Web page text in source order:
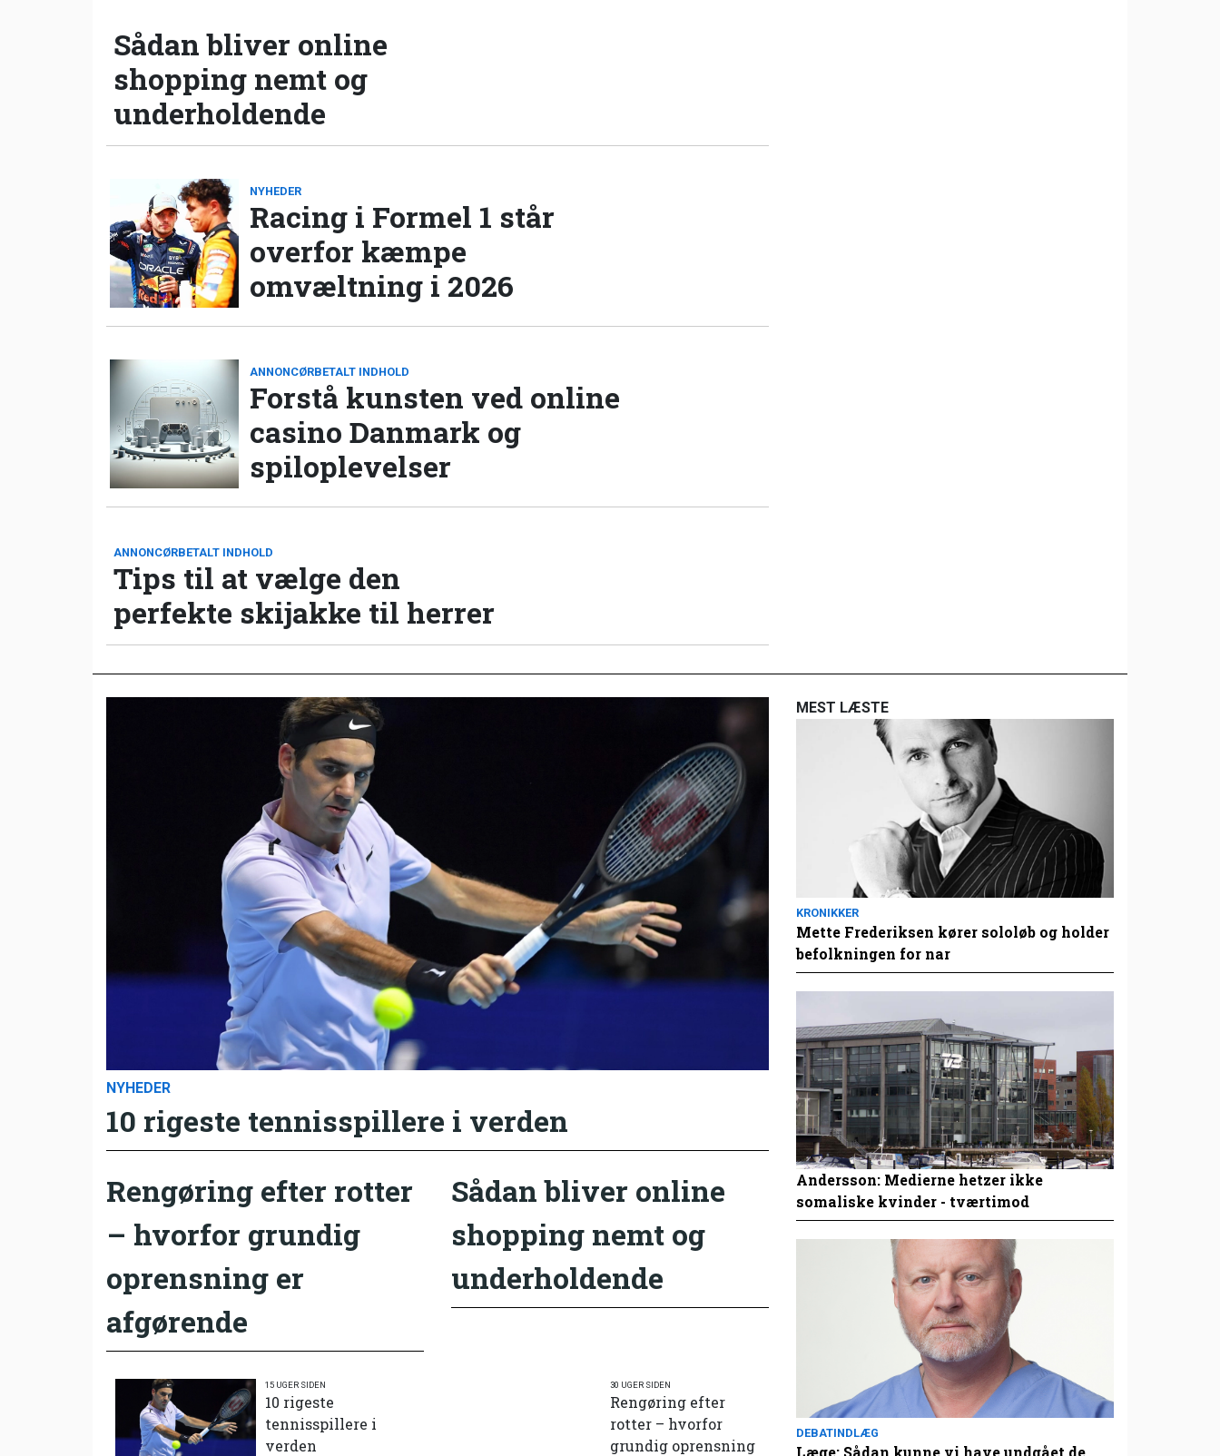
Sådan bliver online
shopping nemt og
underholdende
NYHEDER
Racing i Formel 1 står
overfor kæmpe
omvæltning i 2026
ANNONCØRBETALT INDHOLD
Forstå kunsten ved online
casino Danmark og
spiloplevelser
ANNONCØRBETALT INDHOLD
Tips til at vælge den
perfekte skijakke til herrer
NYHEDER
10 rigeste tennisspillere i verden
Rengøring efter rotter
– hvorfor grundig
oprensning er
afgørende
Sådan bliver online
shopping nemt og
underholdende
15 UGER SIDEN
10 rigeste
tennisspillere i
verden
30 UGER SIDEN
Rengøring efter
rotter – hvorfor
grundig oprensning
MEST LÆSTE
KRONIKKER
Mette Frederiksen kører sololøb og holder
befolkningen for nar
Andersson: Medierne hetzer ikke
somaliske kvinder - tværtimod
DEBATINDLÆG
Læge: Sådan kunne vi have undgået de